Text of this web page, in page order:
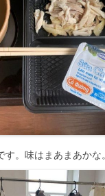
。味はまあまあかな。